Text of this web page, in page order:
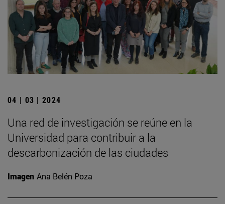
04 | 03 | 2024
Una red de investigación se reúne en la
Universidad para contribuir a la
descarbonización de las ciudades
Imagen Ana Belén Poza